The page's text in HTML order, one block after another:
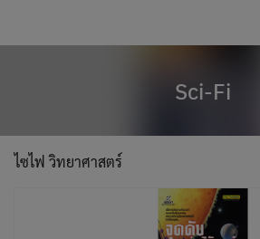
Sci-Fi
ไซไฟ วิทยาศาสตร์